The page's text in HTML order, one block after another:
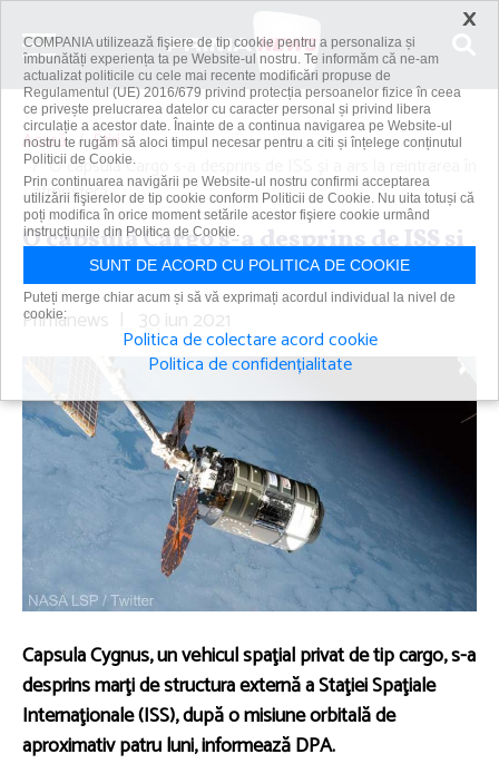
Acasă
Știri
O capsulă Cargo s-a desprins de ISS şi a ars la reintrarea în
atmosferă
O capsulă Cargo s-a desprins de ISS şi
a ars la reintrarea în atmosferă
Primanews | 30 iun 2021
Capsula Cygnus, un vehicul spaţial privat de tip cargo, s-a
desprins marţi de structura externă a Staţiei Spaţiale
Internaţionale (ISS), după o misiune orbitală de
aproximativ patru luni, informează DPA.
×
COMPANIA utilizează fişiere de tip cookie pentru a personaliza și
îmbunătăți experiența ta pe Website-ul nostru. Te informăm că ne-am
actualizat politicile cu cele mai recente modificări propuse de
Regulamentul (UE) 2016/679 privind protecția persoanelor fizice în ceea
ce privește prelucrarea datelor cu caracter personal și privind libera
circulație a acestor date. Înainte de a continua navigarea pe Website-ul
nostru te rugăm să aloci timpul necesar pentru a citi și înțelege conținutul
Politicii de Cookie.
Prin continuarea navigării pe Website-ul nostru confirmi acceptarea
utilizării fişierelor de tip cookie conform Politicii de Cookie. Nu uita totuși că
poți modifica în orice moment setările acestor fişiere cookie urmând
instrucțiunile din Politica de Cookie.
SUNT DE ACORD CU POLITICA DE COOKIE
Puteți merge chiar acum și să vă exprimați acordul individual la nivel de
cookie:
Politica de colectare acord cookie
Politica de confidențialitate